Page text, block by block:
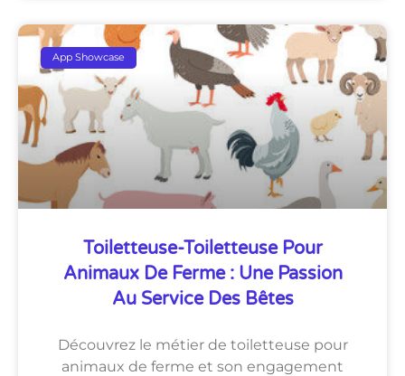
App Showcase
Toiletteuse-Toiletteuse Pour
Animaux De Ferme : Une Passion
Au Service Des Bêtes
Découvrez le métier de toiletteuse pour
animaux de ferme et son engagement